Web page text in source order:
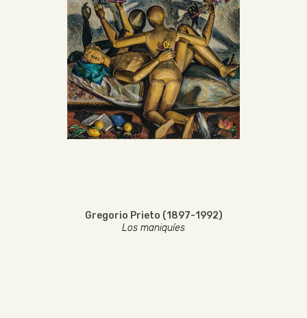
Gregorio Prieto (1897-1992)
Los maniquíes